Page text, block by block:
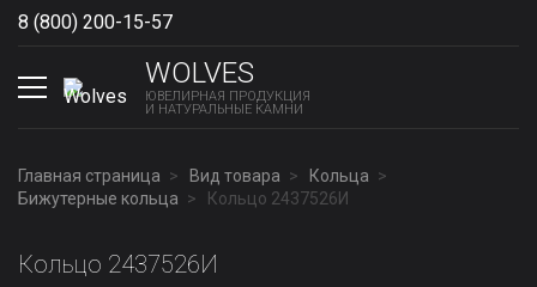
8 (800) 200-15-57
WOLVES
ЮВЕЛИРНАЯ ПРОДУКЦИЯ
И НАТУРАЛЬНЫЕ КАМНИ
Главная страница Вид товара
Кольца
Бижутерные кольца
Кольцо 2437526И
Кольцо 2437526И